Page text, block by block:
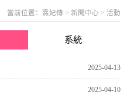
當前位置： 熹妃傳 > 新聞中心 > 活動
系統
2025-04-13
2025-04-10